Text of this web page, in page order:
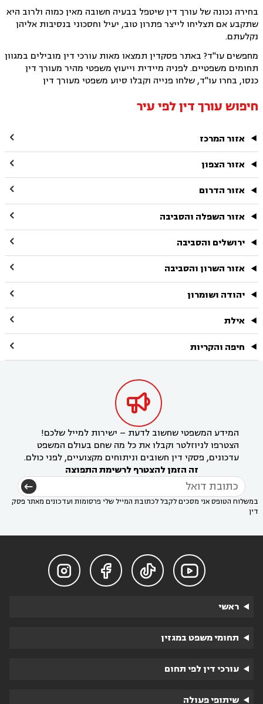
בחירה נכונה של עורך דין שיטפל בבעיה חשובה מאין כמוה ולרוב היא
שתקבע אם תצליחו לייצר פתרון טוב, יעיל וחסכוני בנסיבות אליהן
נקלעתם.
מחפשים עו"ד? באתר פסקדין תמצאו מאות עורכי דין מובילים במגוון
תחומים משפטיים. לפניה מיידית וייעוץ משפטי מהיר מעורך דין
כנסו, בחרו עו"ד, שלחו פנייה וקבלו סיוע משפטי מעורך דין
חיפוש עורך דין לפי עיר
אזור המרכז 
אזור הצפון 
אזור הדרום 
אזור השפלה והסביבה 
ירושלים והסביבה 
אזור השרון והסביבה 
יהודה ושומרון 
אילת 
חיפה והקריות 

המידע המשפטי שחשוב לדעת – ישירות למייל שלכם!
הצטרפו לניוזלטר וקבלו את כל מה שחם בעולם המשפט
עדכונים, פסקי דין חשובים וניתוחים מקצועיים, לפני כולם.
זה הזמן להצטרף לרשימת התפוצה
במשלוח הטופס אני מסכים לקבל לכתובת המייל שלי פרסומות ועדכונים מאתר פסק
דין




ראשי
תחומי משפט במגזין
עורכי דין לפי תחום
שיתופי פעולה